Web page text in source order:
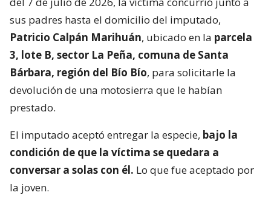
sus padres hasta el domicilio del imputado,
Patricio Calpán Marihuán, ubicado en la parcela
3, lote B, sector La Peña, comuna de Santa
Bárbara, región del Bío Bío, para solicitarle la
devolución de una motosierra que le habían
prestado.
El imputado aceptó entregar la especie, bajo la
condición de que la víctima se quedara a
conversar a solas con él. Lo que fue aceptado por
la joven.